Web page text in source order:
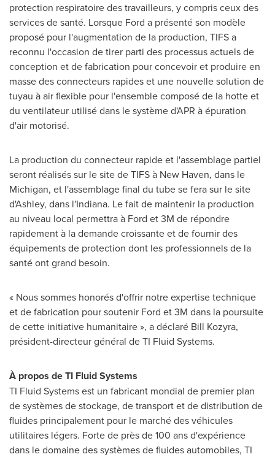
protection respiratoire des travailleurs, y compris ceux des
services de santé. Lorsque Ford a présenté son modèle
proposé pour l'augmentation de la production, TIFS a
reconnu l'occasion de tirer parti des processus actuels de
conception et de fabrication pour concevoir et produire en
masse des connecteurs rapides et une nouvelle solution de
tuyau à air flexible pour l'ensemble composé de la hotte et
du ventilateur utilisé dans le système d'APR à épuration
d'air motorisé.
La production du connecteur rapide et l'assemblage partiel
seront réalisés sur le site de TIFS à New Haven, dans le
Michigan, et l'assemblage final du tube se fera sur le site
d'Ashley, dans l'Indiana. Le fait de maintenir la production
au niveau local permettra à Ford et3M de répondre
rapidement à la demande croissante et de fournir des
équipements de protection dont les professionnels de la
santé ont grand besoin.
« Nous sommes honorés d'offrir notre expertise technique
et de fabrication pour soutenir Ford et3M dans la poursuite
de cette initiative humanitaire », a déclaré Bill Kozyra,
président-directeur général de TI Fluid Systems.
À propos de TI Fluid Systems
TI Fluid Systems est un fabricant mondial de premier plan
de systèmes de stockage, de transport et de distribution de
fluides principalement pour le marché des véhicules
utilitaires légers. Forte de près de 100 ans d'expérience
dans le domaine des systèmes de fluides automobiles, TI